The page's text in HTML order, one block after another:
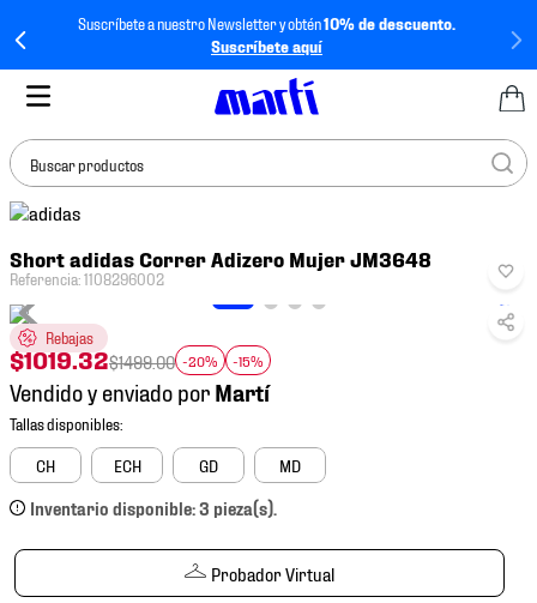
Suscríbete a nuestro Newsletter y obtén10% de descuento.
Suscríbete aquí
Buscar productos
Short adidas Correr Adizero Mujer JM3648
Referencia:1108296002
Rebajas
$1019.32$1499.00 -20% -15%
Vendido y enviado por
CH ECH GD MD
Inventario disponible: 3 pieza(s).
Probador Virtual
BUSCADOS
2.
tenis hombre
tenis
4.
tenis futbol
.
6.
mochila
7.
mochilas
8.
chivas